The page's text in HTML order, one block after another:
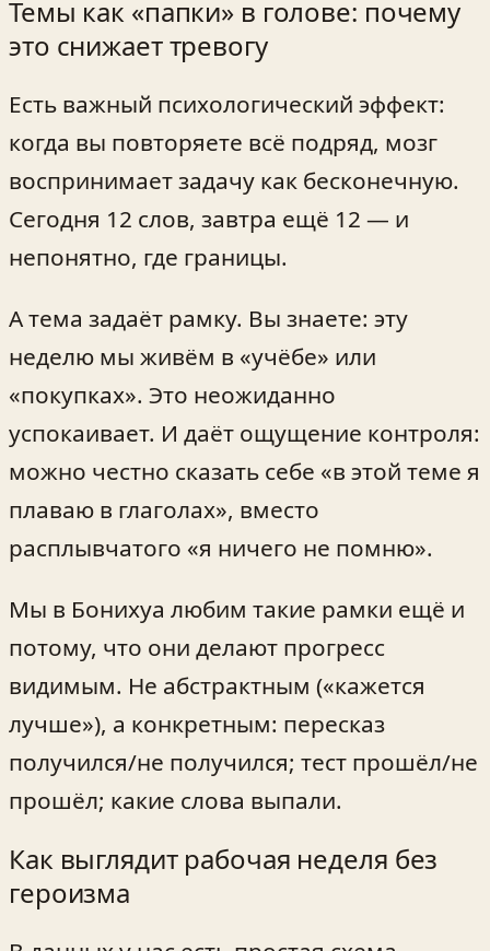
Темы как «папки» в голове: почему
это снижает тревогу
Есть важный психологический эффект:
когда вы повторяете всё подряд, мозг
воспринимает задачу как бесконечную.
Сегодня 12 слов, завтра ещё 12 — и
непонятно, где границы.
А тема задаёт рамку. Вы знаете: эту
неделю мы живём в «учёбе» или
«покупках». Это неожиданно
успокаивает. И даёт ощущение контроля:
можно честно сказать себе «в этой теме я
плаваю в глаголах», вместо
расплывчатого «я ничего не помню».
Мы в Бонихуа любим такие рамки ещё и
потому, что они делают прогресс
видимым. Не абстрактным («кажется
лучше»), а конкретным: пересказ
получился/не получился; тест прошёл/не
прошёл; какие слова выпали.
Как выглядит рабочая неделя без
героизма